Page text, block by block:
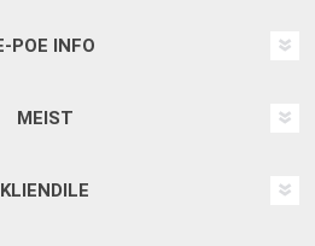
POE INFO
MEIST
KLIENDILE